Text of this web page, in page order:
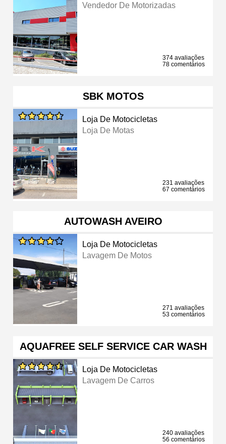
Vendedor De Motorizadas
374 avaliações
78 comentários
SBK MOTOS
Loja De Motocicletas
Loja De Motas
231 avaliações
67 comentários
AUTOWASH AVEIRO
Loja De Motocicletas
Lavagem De Motos
271 avaliações
53 comentários
AQUAFREE SELF SERVICE CAR WASH
Loja De Motocicletas
Lavagem De Carros
240 avaliações
56 comentários